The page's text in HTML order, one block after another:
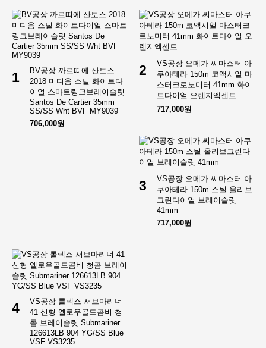
1
BV공장 까르띠에 산토스
2018 미디움 스틸 화이트다
이얼 스마트링크브레이슬릿
Santos De Cartier 35mm
SS/SS Wht BVF MY9039
706,000원
2
VS공장 오메가 씨마스터 아
쿠아테라 150m 코액시얼 마
스터크로노미터 41mm 화이
트다이얼 오렌지엑센트
717,000원
3
VS공장 오메가 씨마스터 아
쿠아테라 150m 스틸 올리브
그린다이얼 브레이슬릿
41mm
717,000원
4
VS공장 롤렉스 서브마리너
41 신형 옐로우골드콤비 청
콤 브레이슬릿 Submariner
126613LB 904 YG/SS Blue
VSF VS3235